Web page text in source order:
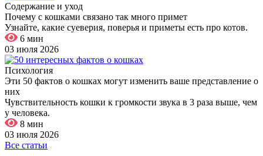
Содержание и уход
Почему с кошками связано так много примет
Узнайте, какие суеверия, поверья и приметы есть про котов.
6 мин
03 июля 2026
Психология
Эти 50 фактов о кошках могут изменить ваше представление о
них
Чувствительность кошки к громкости звука в 3 раза выше, чем
у человека.
8 мин
03 июля 2026
Все статьи